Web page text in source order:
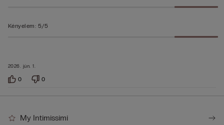
2026. jún. 1.
Kényelem: 5/5
0 0
My Intimissimi